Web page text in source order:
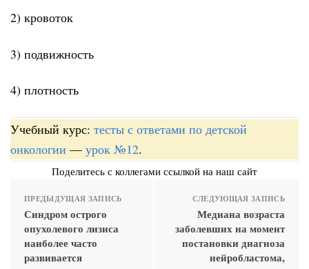
2) кровоток
3) подвижность
4) плотность
Учебный курс: тесты с ответами по детской
онкологии — урок №12.
Поделитесь с коллегами ссылкой на наш сайт
ПРЕДЫДУЩАЯ ЗАПИСЬ
Синдром острого
опухолевого лизиса
наиболее часто
развивается
СЛЕДУЮЩАЯ ЗАПИСЬ
Медиана возраста
заболевших на момент
постановки диагноза
нейробластома,